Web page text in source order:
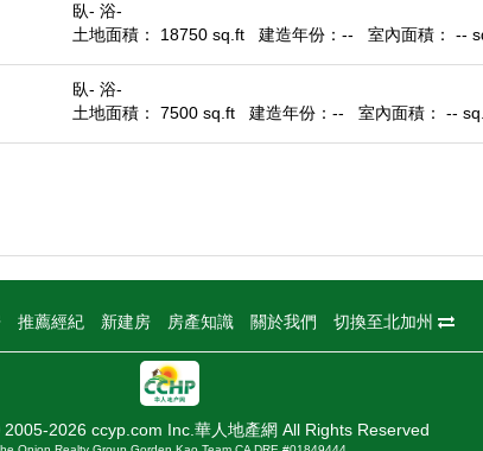
臥- 浴-
土地面積： 18750 sq.ft
建造年份：-- 室內面積： --
臥- 浴-
土地面積： 7500 sq.ft
建造年份：-- 室內面積： --
推薦經紀 新建房 房產知識 關於我們 切換至北加州
2026 ccyp.com Inc.華人地產網 All Rights Reserved